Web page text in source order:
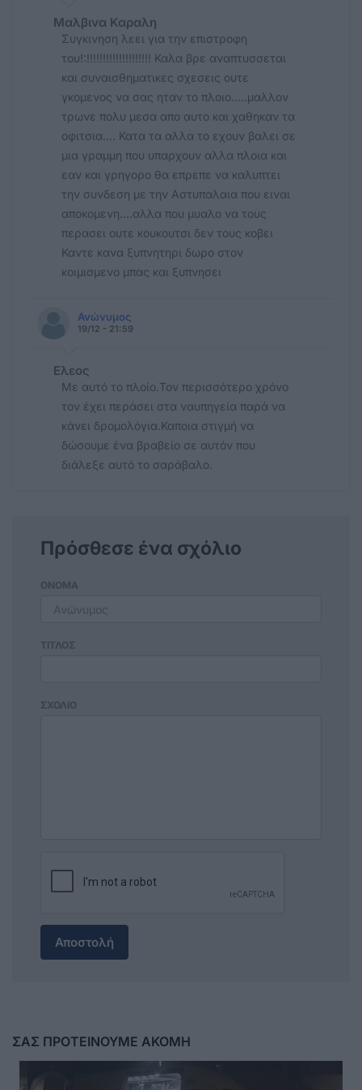
Μαλβινα Καραλη
Συγκινηση λεει για την επιστροφη
του!:!!!!!!!!!!!!!!!!!!!! Καλα βρε αναπτυσσεται
και συναισθηματικες σχεσεις ουτε
γκομενος να σας ηταν το πλοιο.....μαλλον
τρωνε πολυ μεσα απο αυτο και χαθηκαν τα
οφιτσια.... Κατα τα αλλα το εχουν βαλει σε
μια γραμμη που υπαρχουν αλλα πλοια και
εαν και γρηγορο θα επρεπε να καλυπτει
την συνδεση με την Αστυπαλαια που ειναι
αποκομενη....αλλα που μυαλο να τους
περασει ουτε κουκουτσι δεν τους κοβει
Καντε κανα ξυπνητηρι δωρο στον
κοιμισμενο μπας και ξυπνησει
Ανώνυμος
19/12 - 21:59
Ελεος
Με αυτό το πλοίο.Τον περισσότερο χρόνο
τον έχει περάσει στα ναυπηγεία παρά να
κάνει δρομολόγια.Καποια στιγμή να
δώσουμε ένα βραβείο σε αυτόν που
διάλεξε αυτό το σαράβαλο.
Πρόσθεσε ένα σχόλιο
ΟΝΟΜΑ
ΤΙΤΛΟΣ
ΣΧΟΛΙΟ
Αποστολή
ΣΑΣ ΠΡΟΤΕΙΝΟΥΜΕ ΑΚΟΜΗ